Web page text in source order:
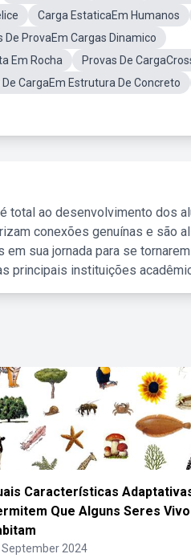
Carga EstaticaEm Humanos
De ProvaEm Cargas Dinamico
Em Rocha
Provas De
De CargaEm Estrutura De Concreto
total ao desenvolvimento dos
conexões genuínas e são
sua jornada para se
principais instituições
Características
Que Alguns Seres
September 2024